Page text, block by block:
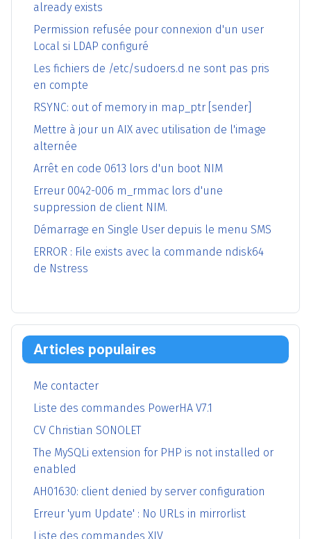
already exists
Permission refusée pour connexion d'un user
Local si LDAP configuré
Les fichiers de /etc/sudoers.d ne sont pas pris
en compte
RSYNC: out of memory in map_ptr [sender]
Mettre à jour un AIX avec utilisation de l'image
alternée
Arrêt en code 0613 lors d'un boot NIM
Erreur 0042-006 m_rmmac lors d'une
suppression de client NIM.
Démarrage en Single User depuis le menu SMS
ERROR : File exists avec la commande ndisk64
de Nstress
Articles populaires
Me contacter
Liste des commandes PowerHA V7.1
CV Christian SONOLET
The MySQLi extension for PHP is not installed or
enabled
AH01630: client denied by server configuration
Erreur 'yum Update' : No URLs in mirrorlist
Liste des commandes XIV